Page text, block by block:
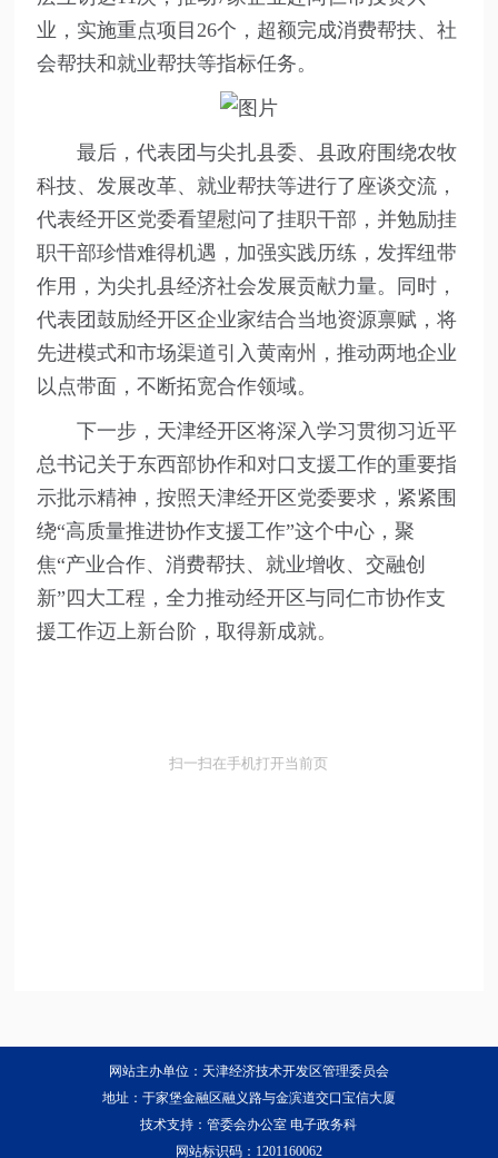
业，实施重点项目26个，超额完成消费帮扶、社
会帮扶和就业帮扶等指标任务。
最后，代表团与尖扎县委、县政府围绕农牧
科技、发展改革、就业帮扶等进行了座谈交流，
代表经开区党委看望慰问了挂职干部，并勉励挂
职干部珍惜难得机遇，加强实践历练，发挥纽带
作用，为尖扎县经济社会发展贡献力量。同时，
代表团鼓励经开区企业家结合当地资源禀赋，将
先进模式和市场渠道引入黄南州，推动两地企业
以点带面，不断拓宽合作领域。
下一步，天津经开区将深入学习贯彻习近平
总书记关于东西部协作和对口支援工作的重要指
示批示精神，按照天津经开区党委要求，紧紧围
绕“高质量推进协作支援工作”这个中心，聚
焦“产业合作、消费帮扶、就业增收、交融创
新”四大工程，全力推动经开区与同仁市协作支
援工作迈上新台阶，取得新成就。
扫一扫在手机打开当前页
网站主办单位：天津经济技术开发区管理委员会
地址：于家堡金融区融义路与金滨道交口宝信大厦
技术支持：管委会办公室 电子政务科
网站标识码：1201160062